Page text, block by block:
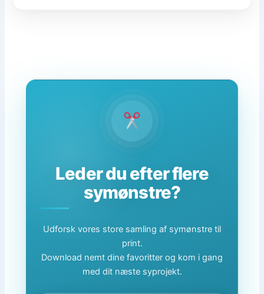
Leder du efter flere
symønstre?
Udforsk vores store samling af symønstre til
print.
Download nemt dine favoritter og kom i gang
med dit næste syprojekt.